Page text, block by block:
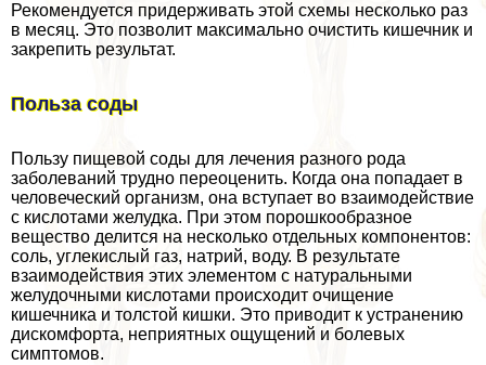
Рекомендуется придерживать этой схемы несколько раз
в месяц. Это позволит максимально очистить кишечник и
закрепить результат.
Польза соды
Пользу пищевой соды для лечения разного рода
заболеваний трудно переоценить. Когда она попадает в
человеческий организм, она вступает во взаимодействие
с кислотами желудка. При этом порошкообразное
вещество делится на несколько отдельных компонентов:
соль, углекислый газ, натрий, воду. В результате
взаимодействия этих элементом с натуральными
желудочными кислотами происходит очищение
кишечника и толстой кишки. Это приводит к устранению
дискомфорта, неприятных ощущений и болевых
симптомов.